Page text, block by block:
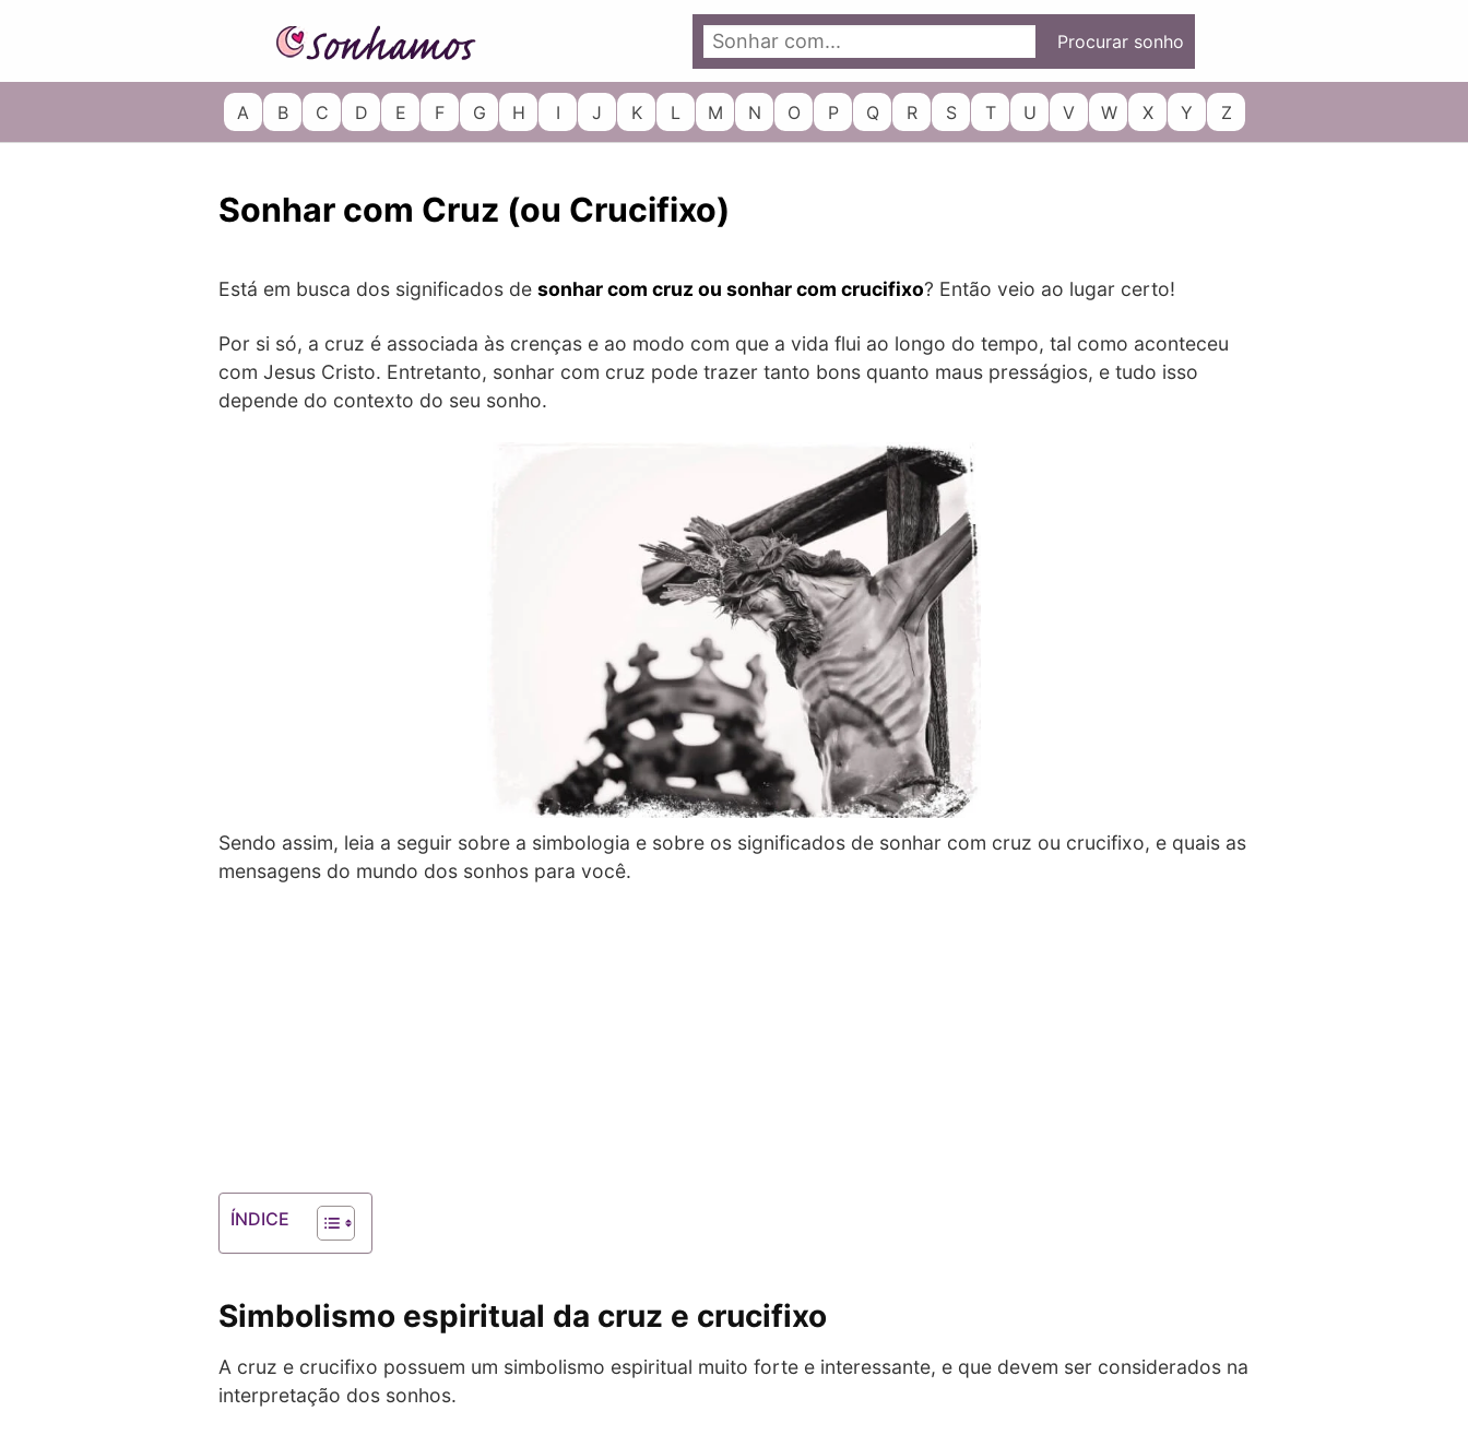
Procurar sonho
A B C D E F G H I J K L M N O P Q R S T U V W X Y Z
Sonhar com Cruz (ou Crucifixo)
Está em busca dos significados de sonhar com cruz ou sonhar com crucifixo? Então veio ao lugar certo!
Por si só, a cruz é associada às crenças e ao modo com que a vida flui ao longo do tempo, tal como aconteceu
com Jesus Cristo. Entretanto, sonhar com cruz pode trazer tanto bons quanto maus presságios, e tudo isso
depende do contexto do seu sonho.
Sendo assim, leia a seguir sobre a simbologia e sobre os significados de sonhar com cruz ou crucifixo, e quais as
mensagens do mundo dos sonhos para você.
ÍNDICE
Simbolismo espiritual da cruz e crucifixo
A cruz e crucifixo possuem um simbolismo espiritual muito forte e interessante, e que devem ser considerados na
interpretação dos sonhos.